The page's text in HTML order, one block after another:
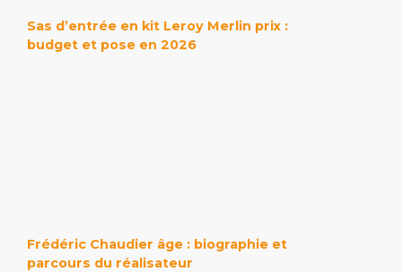
Sas d’entrée en kit Leroy Merlin prix :
budget et pose en 2026
Frédéric Chaudier âge : biographie et
parcours du réalisateur